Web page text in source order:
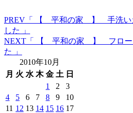
PREV 「 【 平和の家 】 手洗い
した 」
NEXT 「 【 平和の家 】 フロー
た 」
2010年10月
月 火 水 木 金 土 日
1
2
3
4
5 6 7 8 9
10
11 12 13 14 15 16 17